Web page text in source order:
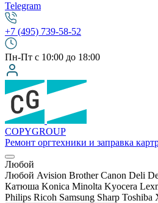
Telegram
+7 (495) 739-58-52
Пн-Пт с 10:00 до 18:00
COPYGROUP
Ремонт оргтехники и заправка
Любой
Любой Avision Brother Canon Deli
Катюша Konica Minolta Kyocera
Philips Ricoh Samsung Sharp Toshiba